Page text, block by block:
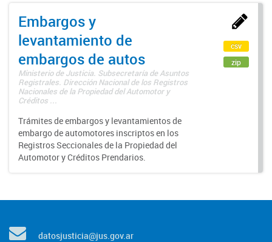
Embargos y
levantamiento de
embargos de autos
Ministerio de Justicia. Subsecretaría de Asuntos
Registrales. Dirección Nacional de los Registros
Nacionales de la Propiedad del Automotor y
Créditos ...
Trámites de embargos y levantamientos de
embargo de automotores inscriptos en los
Registros Seccionales de la Propiedad del
Automotor y Créditos Prendarios.
csv
zip
datosjusticia@jus.gov.ar